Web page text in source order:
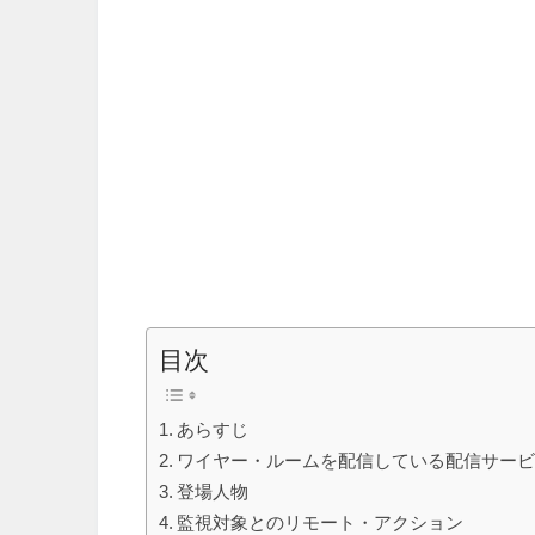
目次
あらすじ
ワイヤー・ルームを配信している配信サー
登場人物
監視対象とのリモート・アクション